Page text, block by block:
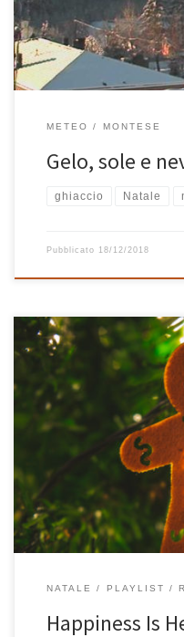
hanno reso in parte
METEO MONTESE
Gelo, sole e
ghiaccio Natale
Pubblicato 18/12/2018
Ed eccolo qua il Natale
dose di happiness per tutti
puntuale e precisa come
mega-mitica playlist di
il Natale di tutti, per chi
NATALE PLAYLIST
Happiness Is